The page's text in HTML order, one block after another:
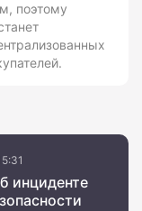
поэтому
инциденте